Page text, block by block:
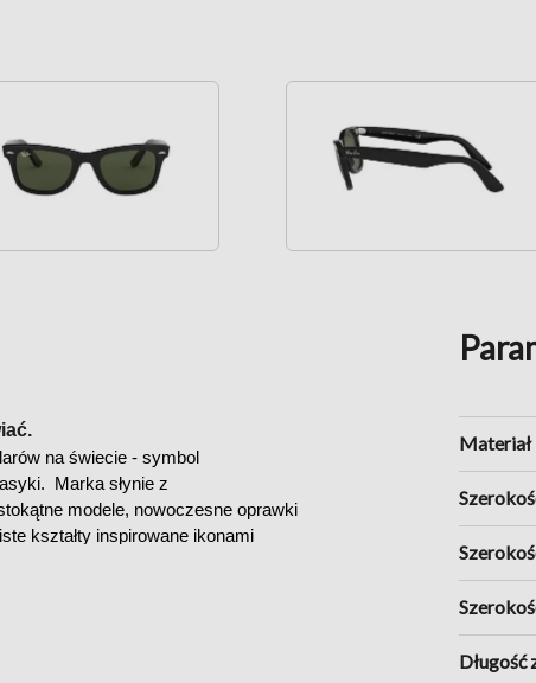
na świecie - symbol
Marka słynie z
modele, nowoczesne oprawki
kształty inspirowane ikonami
Materiał
Długość